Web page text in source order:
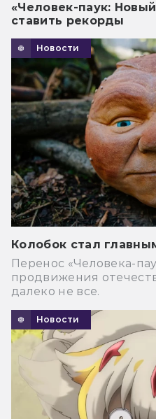
«Человек-паук:
ставить рекорды
Новости
Колобок стал
Перенос «Человека-
продвижения
далеко не все.
Новости